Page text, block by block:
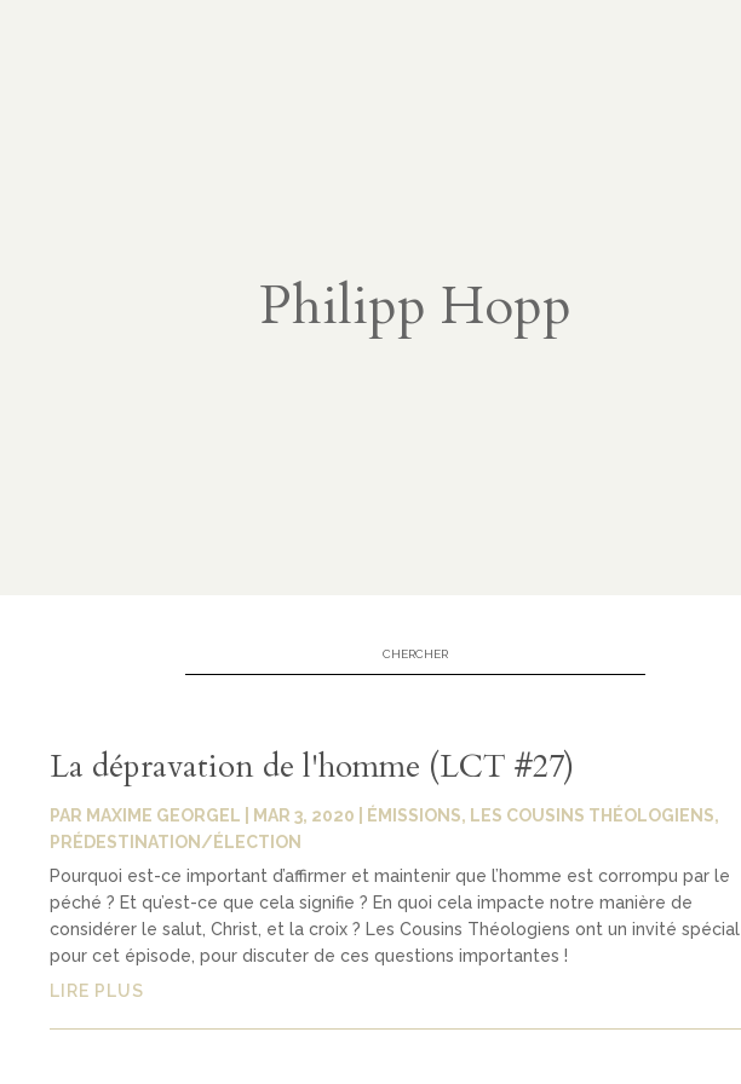
Philipp Hopp
La dépravation de l'homme (LCT #27)
PAR MAXIME GEORGEL MAR 3, 2020 ÉMISSIONS, LES COUSINS THÉOLOGIENS,
PRÉDESTINATION/ÉLECTION
Pourquoi est-ce important d’affirmer et maintenir que l’homme est corrompu par le
péché ? Et qu’est-ce que cela signifie ? En quoi cela impacte notre manière de
considérer le salut, Christ, et la croix ? Les Cousins Théologiens ont un invité spécial
pour cet épisode, pour discuter de ces questions importantes !
LIRE PLUS